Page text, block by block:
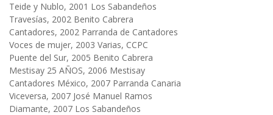
Teide y Nublo, 2001 Los Sabandeños
Travesías, 2002 Benito Cabrera
Cantadores, 2002 Parranda de Cantadores
Voces de mujer, 2003 Varias, CCPC
Puente del Sur, 2005 Benito Cabrera
Mestisay 25 AÑOS, 2006 Mestisay
Cantadores México, 2007 Parranda Canaria
Viceversa, 2007 José Manuel Ramos
Diamante, 2007 Los Sabandeños